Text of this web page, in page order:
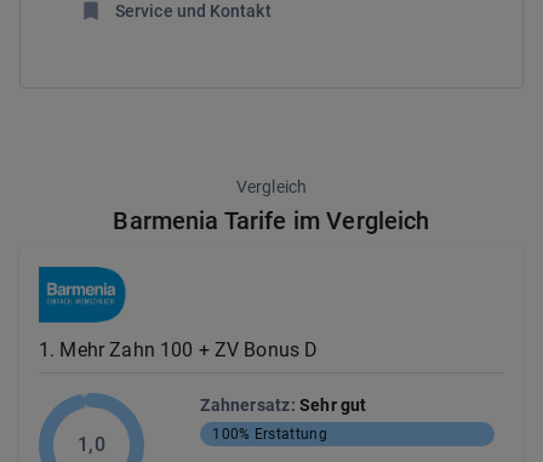
Service und Kontakt
Vergleich
Barmenia Tarife im Vergleich
1 . Mehr Zahn 100 + ZV Bonus D
1,0
Zahnersatz: Sehr gut
100% Erstattung